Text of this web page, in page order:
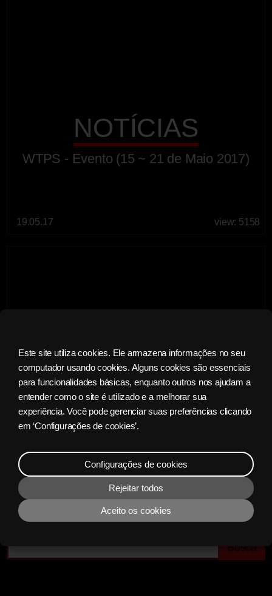
Este site utiliza cookies. Ele armazena informações no seu
computador usando cookies. Alguns cookies são essenciais
para funcionalidades básicas, enquanto outros nos ajudam a
entender como o site é utilizado e a melhorar sua
experiência. Você pode gerenciar suas preferências clicando
em ‘Configurações de cookies’.
Configurações de cookies
Rejeitar todos
Aceito os cookies
NOTÍCIAS
WTPS - Evento (15 ~ 21 de Maio 2017)
19.05.17 view: 5158
NOTÍCIAS
Jogando Suavemente de Lobo
17.05.17 view: 1595
Busca